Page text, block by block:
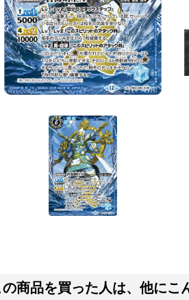
の商品を買った人は、他にこ